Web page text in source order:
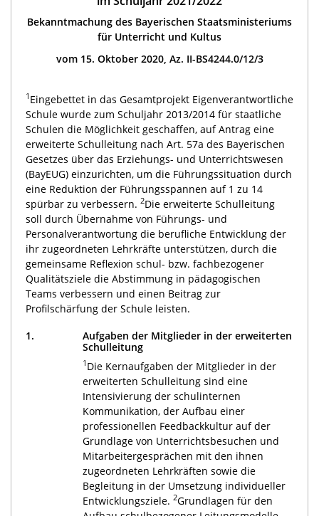
Bekanntmachung des Bayerischen Staatsministeriums
für Unterricht und Kultus
vom 15. Oktober 2020, Az. II-BS4244.0/12/3
1 Eingebettet in das Gesamtprojekt Eigenverantwortliche
Schule wurde zum Schuljahr 2013/2014 für staatliche
Schulen die Möglichkeit geschaffen, auf Antrag eine
erweiterte Schulleitung nach Art. 57a des Bayerischen
Gesetzes über das Erziehungs- und Unterrichtswesen
(BayEUG) einzurichten, um die Führungssituation durch
eine Reduktion der Führungsspannen auf 1 zu 14
spürbar zu verbessern. 2Die erweiterte Schulleitung
soll durch Übernahme von Führungs- und
Personalverantwortung die berufliche Entwicklung der
ihr zugeordneten Lehrkräfte unterstützen, durch die
gemeinsame Reflexion schul- bzw. fachbezogener
Qualitätsziele die Abstimmung in pädagogischen
Teams verbessern und einen Beitrag zur
Profilschärfung der Schule leisten.
1.
Aufgaben der Mitglieder in der erweiterten
Schulleitung
1 Die Kernaufgaben der Mitglieder in der
erweiterten Schulleitung sind eine
Intensivierung der schulinternen
Kommunikation, der Aufbau einer
professionellen Feedbackkultur auf der
Grundlage von Unterrichtsbesuchen und
Mitarbeitergesprächen mit den ihnen
zugeordneten Lehrkräften sowie die
Begleitung in der Umsetzung individueller
Entwicklungsziele. 2Grundlagen für den